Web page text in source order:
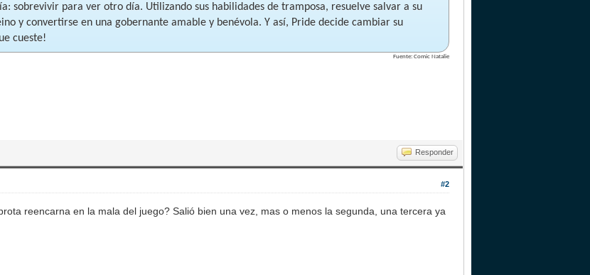
sobrevivir para ver otro día. Utilizando sus habilidades de tramposa, resuelve salvar a su
y convertirse en una gobernante amable y benévola. Y así, Pride decide cambiar su
cueste!
Fuente: Comic Natalie
Responder
#2
reencarna en la mala del juego? Salió bien una vez, mas o menos la segunda, una tercera ya